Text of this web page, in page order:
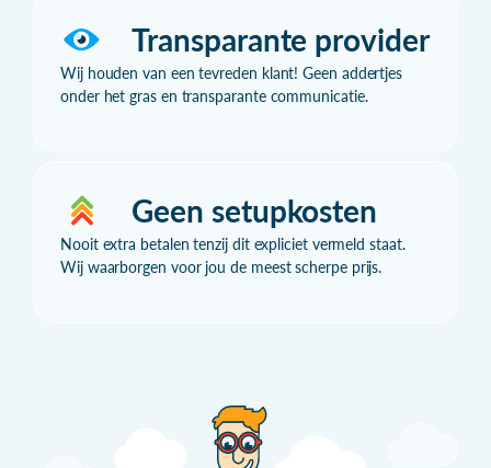
Transparante provider
Wij houden van een tevreden klant! Geen addertjes
onder het gras en transparante communicatie.
Geen setupkosten
Nooit extra betalen tenzij dit expliciet vermeld staat.
Wij waarborgen voor jou de meest scherpe prijs.